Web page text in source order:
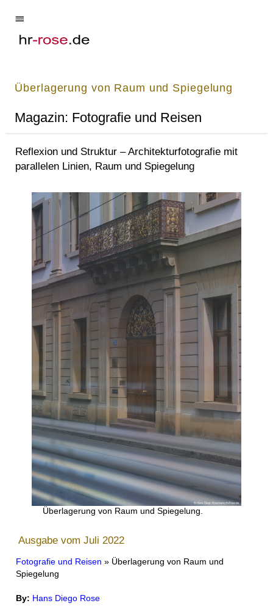
Überlagerung von Raum und Spiegelung
Magazin: Fotografie und Reisen
Reflexion und Struktur – Architekturfotografie mit
parallelen Linien, Raum und Spiegelung
Überlagerung von Raum und Spiegelung.
Ausgabe vom Juli 2022
Fotografie und Reisen » Überlagerung von Raum und
Spiegelung
By: Hans Diego Rose